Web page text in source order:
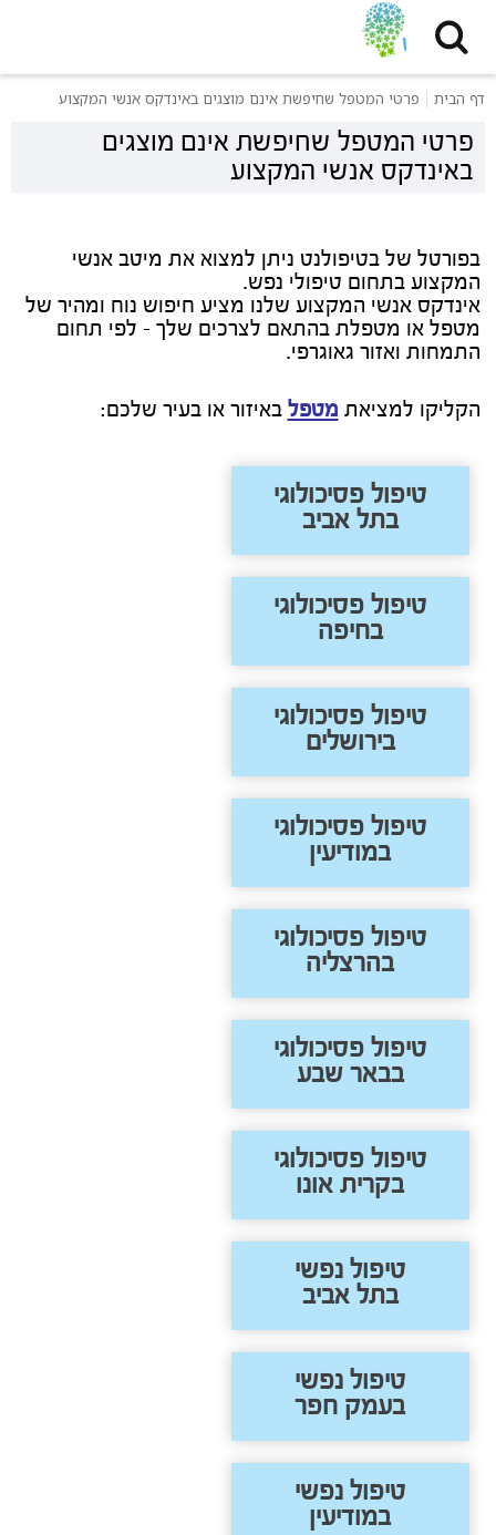
דף הבית פרטי המטפל שחיפשת אינם מוצגים באינדקס אנשי המקצוע
פרטי המטפל שחיפשת אינם מוצגים
באינדקס אנשי המקצוע
בפורטל של בטיפולנט ניתן למצוא את מיטב אנשי
המקצוע בתחום טיפולי נפש.
אינדקס אנשי המקצוע שלנו מציע חיפוש נוח ומהיר של
מטפל או מטפלת בהתאם לצרכים שלך - לפי תחום
התמחות ואזור גאוגרפי.
הקליקו למציאת מטפל באיזור או בעיר שלכם:
טיפול פסיכולוגי
בתל אביב
טיפול פסיכולוגי
בחיפה
טיפול פסיכולוגי
בירושלים
טיפול פסיכולוגי
במודיעין
טיפול פסיכולוגי
בהרצליה
טיפול פסיכולוגי
בבאר שבע
טיפול פסיכולוגי
בקרית אונו
טיפול נפשי
בתל אביב
טיפול נפשי
בעמק חפר
טיפול נפשי
במודיעין